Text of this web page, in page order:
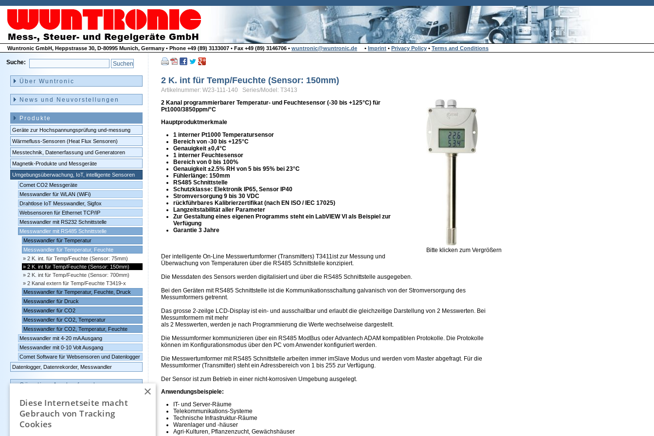
Wuntronic GmbH, Heppstrasse 30, D-80995 Munich, Germany • Phone +49 (89) 3133007 • Fax +49 (89) 3146706 • wuntronic@wuntronic.de • Imprint • Privacy Policy • Terms and Conditions
2 K. int für Temp/Feuchte (Sensor: 150mm)
Artikelnummer: W23-111-140 Series/Model: T3413
Bitte klicken zum Vergrößern
2 Kanal programmierbarer Temperatur- und Feuchtesensor (-30 bis +125°C) für
Pt1000/3850ppm/°C
Hauptproduktmerkmale
1 interner Pt1000 Temperatursensor
Bereich von -30 bis +125°C
Genauigkeit ±0,4°C
1 interner Feuchtesensor
Bereich von 0 bis 100%
Genauigkeit ±2.5% RH von 5 bis 95% bei 23°C
Fühlerlänge: 150mm
RS485 Schnittstelle
Schutzklasse: Elektronik IP65, Sensor IP40
Stromversorgung 9 bis 30 VDC
rückführbares Kalibrierzertifikat (nach EN ISO / IEC 17025)
Langzeitstabilität aller Parameter
Zur Gestaltung eines eigenen Programms steht ein LabVIEW VI als Beispiel zur
Verfügung
Garantie 3 Jahre
Der intelligente On-Line Messwertumformer (Transmitters) T3411ist zur Messung und
Überwachung von Temperaturen über die RS485 Schnittstelle konzipiert.
Die Messdaten des Sensors werden digitalisiert und über die RS485 Schnittstelle ausgegeben.
Bei den Geräten mit RS485 Schnittstelle ist die Kommunikationsschaltung galvanisch von der Stromversorgung des
Messumformers getrennt.
Das grosse 2-zeilge LCD-Display ist ein- und ausschaltbar und erlaubt die gleichzeitige Darstellung von 2 Messwerten. Bei
Messumformern mit mehr
als 2 Messwerten, werden je nach Programmierung die Werte wechselweise dargestellt.
Die Messumformer kommunizieren über ein RS485 ModBus oder Advantech ADAM kompatiblen Protokolle. Die Protokolle
können im Konfigurationsmodus über den PC vom Anwender konfiguriert werden.
Die Messwertumformer mit RS485 Schnittstelle arbeiten immer imSlave Modus und werden vom Master abgefragt. Für die
Messumformer (Transmitter) steht ein Adressbereich von 1 bis 255 zur Verfügung.
Der Sensor ist zum Betrieb in einer nicht-korrosiven Umgebung ausgelegt.
Anwendungsbeispiele:
IT- und Server-Räume
Telekommunikations-Systeme
Technische Infrastruktur-Räume
Warenlager und -häuser
Agri-Kulturen, Pflanzenzucht, Gewächshäuser
Suche:
überspringen
Über Wuntronic
News und Neuvorstellungen
Produkte
Geräte zur Hochspannungsprüfung und-messung
Wärmefluss-Sensoren (Heat Flux Sensoren)
Messtechnik, Datenerfassung und Generatoren
Magnetik-Produkte und Messgeräte
Umgebungsüberwachung, IoT, intelligente Sensoren
Comet CO2 Messgeräte
Messwandler für WLAN (WiFi)
Drahtlose IoT Messwandler, Sigfox
Websensoren für Ethernet TCP/IP
Messwandler mit RS232 Schnittstelle
Messwandler mit RS485 Schnittstelle
Messwandler für Temperatur
Messwandler für Temperatur, Feuchte
2 K. int. für Temp/Feuchte (Sensor: 75mm)
2 K. int für Temp/Feuchte (Sensor: 150mm)
2 K. int für Temp/Feuchte (Sensor: 700mm)
2 Kanal extern für Temp/Feuchte T3419-x
Messwandler für Temperatur, Feuchte, Druck
Messwandler für Druck
Messwandler für CO2
Messwandler für CO2, Temperatur
Messwandler für CO2, Temperatur, Feuchte
Messwandler mit 4-20 mA Ausgang
Messwandler mit 0-10 Volt Ausgang
Comet Software für Websensoren und Datenlogger
Datenlogger, Datenrekorder, Messwandler
Günstige Auslauf-und
Kontakt
Impressum
×
Diese Internetseite macht
Gebrauch von Tracking
Cookies